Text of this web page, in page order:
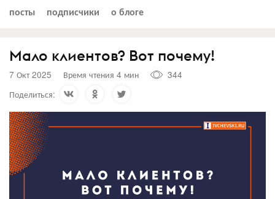
посты подписчики о блоге
Мало клиентов? Вот почему!
7 Окт 2025 Время чтения 4 мин
344
Поделиться: